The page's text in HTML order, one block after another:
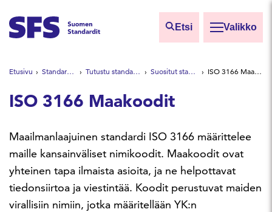
Etsi Valikko
Etsi sivuilta
Hae hakutermillä
Etusivu Standardeista Tutustu standardeihin Suositut standardit ISO 3166 Maakoodit
ISO 3166 Maakoodit
Maailmanlaajuinen standardi ISO 3166 määrittelee
maille kansainväliset nimikoodit. Maakoodit ovat
yhteinen tapa ilmaista asioita, ja ne helpottavat
tiedonsiirtoa ja viestintää. Koodit perustuvat maiden
virallisiin nimiin, jotka määritellään YK:n